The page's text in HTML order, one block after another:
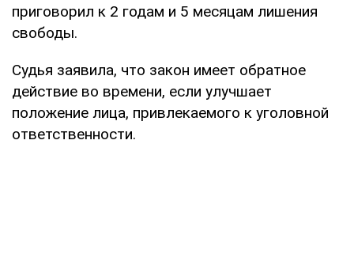
приговорил к 2 годам и 5 месяцам лишения
свободы.
Судья заявила, что закон имеет обратное
действие во времени, если улучшает
положение лица, привлекаемого к уголовной
ответственности.